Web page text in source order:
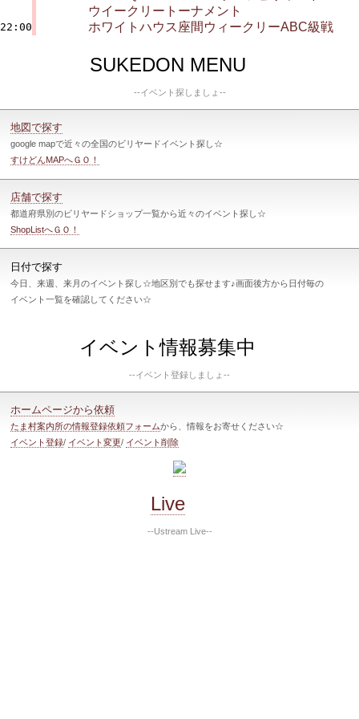
ウイークリートーナメント
22:00 ホワイトハウス座間ウィークリーABC級戦
SUKEDON MENU
--イベント探しましょ--
地図で探す
google mapで近々の全国のビリヤードイベント探し☆
すけどんMAPへＧＯ！
店舗で探す
都道府県別のビリヤードショップ一覧から近々のイベント探し☆
ShopListへＧＯ！
日付で探す
今日、来週、来月のイベント探し☆地区別でも探せます♪画面後方から日付毎の
イベント一覧を確認してください☆
イベント情報募集中
--イベント登録しましょ--
ホームページから依頼
たま村案内所の情報登録依頼フォームから、情報をお寄せください☆
イベント登録/ イベント変更/ イベント削除
Live
--Ustream Live--